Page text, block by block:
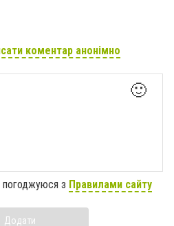
коментар анонімно
🙂
погоджуюся з Правилами сайту
Додати